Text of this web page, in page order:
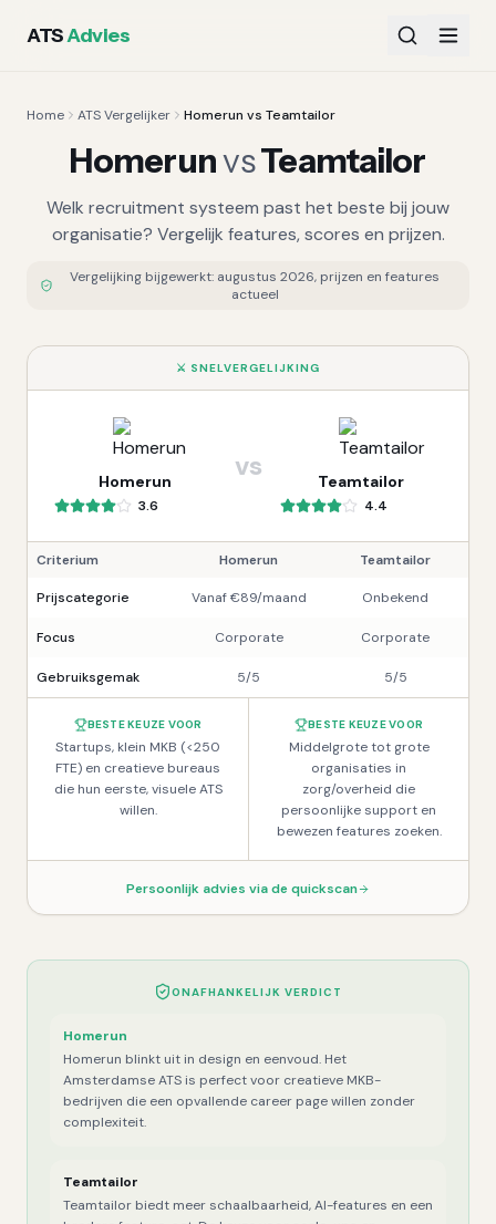
ATSAdvies
Home ATS Vergelijker Homerun vs Teamtailor
HomerunvsTeamtailor
Welk recruitment systeem past het beste bij jouw
organisatie? Vergelijk features, scores en prijzen.
Vergelijking bijgewerkt: augustus 2026, prijzen en features
actueel
⚔️ SNELVERGELIJKING
Homerun
3.6
vs Teamtailor
4.4
Criterium Homerun Teamtailor
Prijscategorie Vanaf €89/maand Onbekend
Focus Corporate Corporate
Gebruiksgemak 5/5 5/5
BESTE KEUZE VOOR
Startups, klein MKB (<250
FTE) en creatieve bureaus
die hun eerste, visuele ATS
willen.
BESTE KEUZE VOOR
Middelgrote tot grote
organisaties in
zorg/overheid die
persoonlijke support en
bewezen features zoeken.
Persoonlijk advies via de quickscan
ONAFHANKELIJK VERDICT
Homerun
Homerun blinkt uit in design en eenvoud. Het
Amsterdamse ATS is perfect voor creatieve MKB-
bedrijven die een opvallende career page willen zonder
complexiteit.
Teamtailor
Teamtailor biedt meer schaalbaarheid, AI-features en een